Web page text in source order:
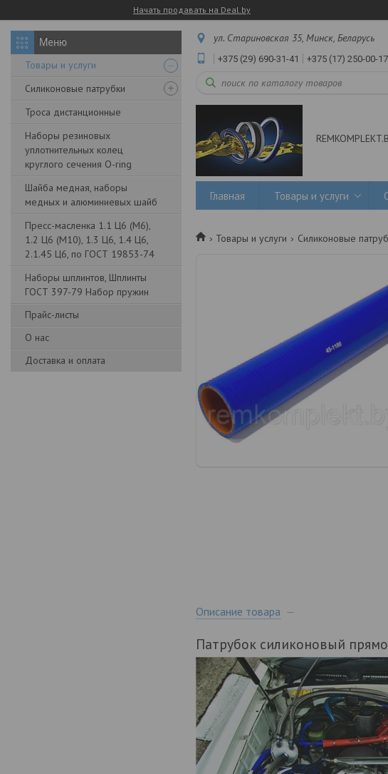
Начать продавать на Deal.by
Товары и услуги
Силиконовые патрубки
Троса дистанционные
Наборы резиновых
уплотнительных колец
круглого сечения O-ring
Шайба медная, наборы
медных и алюминиевых шайб
Пресс-масленка 1.1 Ц6 (М6),
1.2 Ц6 (М10), 1.3 Ц6, 1.4 Ц6,
2.1.45 Ц6, по ГОСТ 19853-74
Наборы шплинтов, Шплинты
ГОСТ 397-79 Набор пружин
Прайс-листы
О нас
Доставка и оплата
ул. Стариновская 35, Минск, Беларусь
+375 (29) 690-31-41 +375 (17) 250-00-17
Главная Товары и услуги
Товары и услуги Силиконовые
Описание товара
Патрубок силиконовый